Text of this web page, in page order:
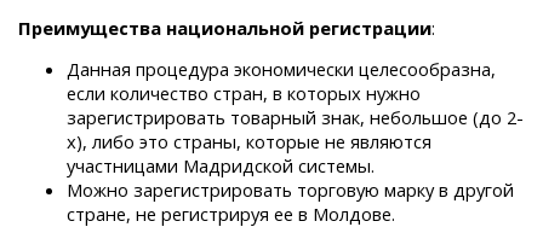
Преимущества национальной регистрации:
Данная процедура экономически целесообразна,
если количество стран, в которых нужно
зарегистрировать товарный знак, небольшое (до 2-
х), либо это страны, которые не являются
участницами Мадридской системы.
Можно зарегистрировать торговую марку в другой
стране, не регистрируя ее в Молдове.